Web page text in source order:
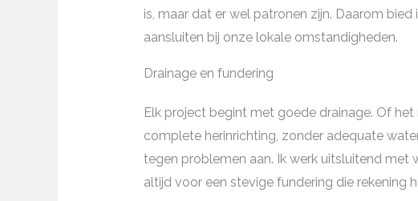
is, maar dat er wel patronen zijn. Daarom
aansluiten bij onze lokale omstandigheden.
Drainage en fundering
Elk project begint met goede drainage. Of
complete herinrichting, zonder adequate
tegen problemen aan. Ik werk uitsluitend
altijd voor een stevige fundering die rekening